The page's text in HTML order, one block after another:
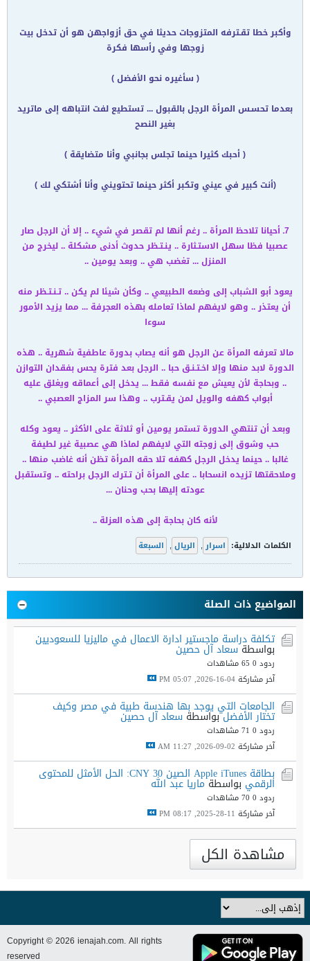
وأكبر خطا تقـترفه المتزوجات حديثا في حق أزواجهن هو أن تدخل بيت
زوجها وفي رأسها فكرة
( سأغيره نحو الأفضل )
بعدما تحسـس المرأة الرجل بالقبول ... تستطيع لفت انتباهه إلى ماتريد
بغير النصح
( أحبك كثيرا حينما تجلس بجانبي وأنا متضايقة )
(أنت كبير في عيني وتكبر أكثر حينما تحتويني وأنا أشتكي لك )
7ـ أحيانا تلاحظ المرأة .. رغم أنها لم تقصر في شيء .. إلا أن الرجل صار
عصبيا فظا سهل الاستـثارة .. ينـتـظر حدوث أدنى مشكلة .. ليخرج من
المنزل ... تغضب هي .. وبعد يومين ..
يعود أبو الشباب إلى وضعه الطبيعي .. وكأن شيئا لم يكن .. تـنـتـظر منه
أن يعتذر .. وهو لايفهم لماذا تعامله بهذه العجرفة ... مما يزيد الأمور
سوءا
مالا تعرفه المرأة عن الرجل هو أنه يصاب بدورة عاطفية شهرية .. هذه
الدورة لابد منها وإلا اخـتـنـق حبا .. الرجل بعد فترة يحس بفقدان التوازن
.. وبحاجة لأن يعيش مع نفسه فقط ... يدخل إلى أعماقه ويغلق عليه
أبواب كهفه والويل لمن يقـترب .. وهذا سر المزاج العصبي ..
وبعد أن تنتهي الدورة تستمر يومين أو ثلاثة على الأكثر .. يعود وكله
حب وشوق إلى زوجته التي لايفهم لماذا هي عصبية غير لطيفة
غالبا .. حينما يدخل الرجل كهفه تلا حقه المرأة تظن أنه غاضب منها ..
وملاحقتها تزيده انسحابا .. على المرأة أن تـترك الرجل براحته .. وتستقبل
عودته إليها بحب وحنان ...
لأنه كان بحاجة إلى هذه العزلة ..
الكلمات الدلالية: اسرار , الريال , السبعة
المواضيع ذات الصلة
تكلفة دراسة ماجستير ادارة الاعمال في ماليزيا للسعوديين
بواسطةسعاد آل حصين
ردود 0
65 مشاهدات
آخر مشاركة04-16-2026, 05:07 PM
الجامعات التي يوجد بها هندسة طبية في مصر وكيف
تختار الأفضلبواسطة سعاد آل حصين
ردود 0
71 مشاهدات
آخر مشاركة 02-09-2026, 11:27 AM
بطاقة Apple iTunes الصين 30 CNY: الحل الأمثل للمحتوى
الرقمي بواسطةماريا عبد الله
ردود 0
70 مشاهدات
آخر مشاركة 11-28-2025, 08:17 PM
مشاهدة الكل
Copyright © 2026 ienajah.com. All rights
reserved